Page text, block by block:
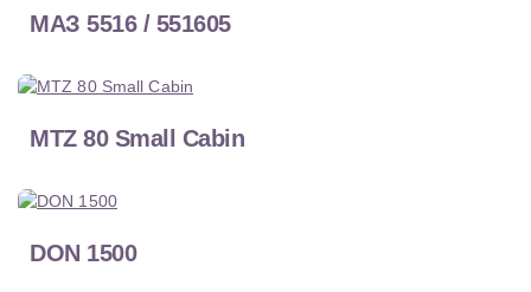
МАЗ 5516 / 551605
MTZ 80 Small Cabin
DON 1500